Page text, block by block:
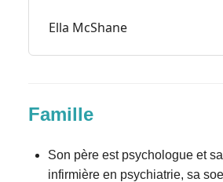
Ella McShane
Famille
Son père est psychologue et
infirmière en psychiatrie, sa